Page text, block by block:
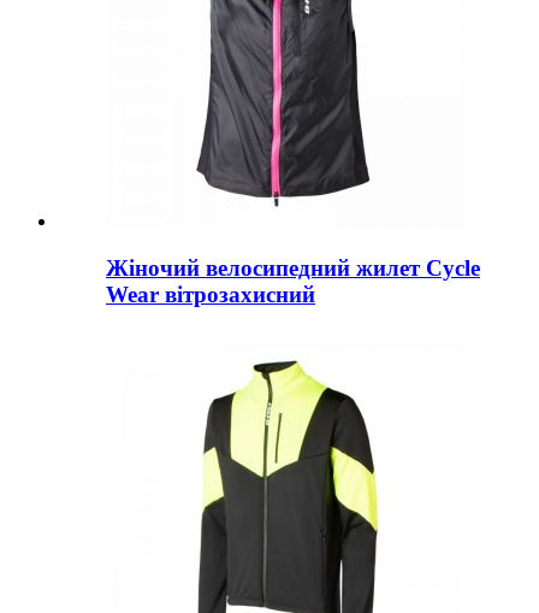
Жіночий велосипедний жилет Cycle
Wear вітрозахисний